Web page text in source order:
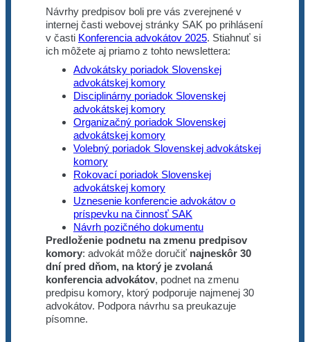
Návrhy predpisov boli pre vás zverejnené v
internej časti webovej stránky SAK po prihlásení
v časti Konferencia advokátov 2025. Stiahnuť si
ich môžete aj priamo z tohto newslettera:
Advokátsky poriadok Slovenskej
advokátskej komory
Disciplinárny poriadok Slovenskej
advokátskej komory
Organizačný poriadok Slovenskej
advokátskej komory
Volebný poriadok Slovenskej advokátskej
komory
Rokovací poriadok Slovenskej
advokátskej komory
Uznesenie konferencie advokátov o
príspevku na činnosť SAK
Návrh pozičného dokumentu
Predloženie podnetu na zmenu predpisov
komory: advokát môže doručiť najneskôr 30
dní pred dňom, na ktorý je zvolaná
konferencia advokátov, podnet na zmenu
predpisu komory, ktorý podporuje najmenej 30
advokátov. Podpora návrhu sa preukazuje
písomne.